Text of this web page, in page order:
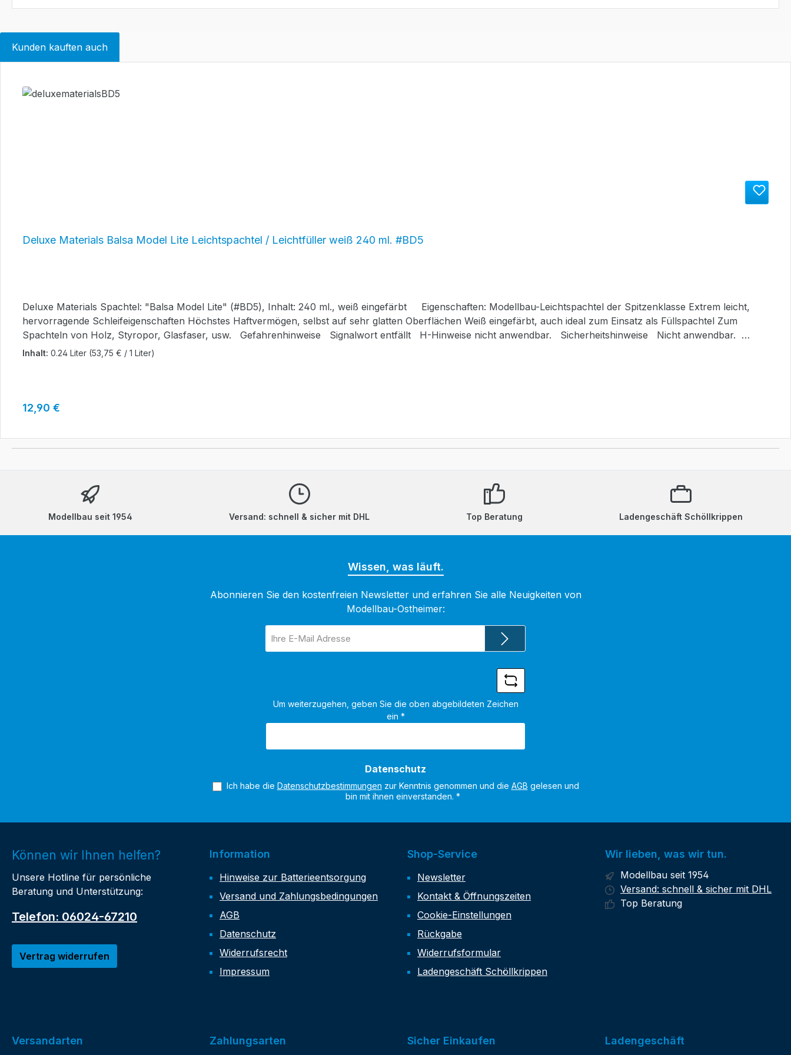
Kunden kauften auch
Deluxe Materials Balsa Model Lite Leichtspachtel / Leichtfüller weiß 240 ml. #BD5
Deluxe Materials Spachtel: "Balsa Model Lite" (#BD5), Inhalt: 240 ml., weiß eingefärbt Eigenschaften: Modellbau-Leichtspachtel der Spitzenklasse Extrem leicht,
hervorragende Schleifeigenschaften Höchstes Haftvermögen, selbst auf sehr glatten Oberflächen Weiß eingefärbt, auch ideal zum Einsatz als Füllspachtel Zum
Spachteln von Holz, Styropor, Glasfaser, usw. Gefahrenhinweise Signalwort entfällt H-Hinweise nicht anwendbar. Sicherheitshinweise Nicht anwendbar.
Gefahr bestimmende Komponente(n) zur Etikettierung Nicht anwendbar. Sonstige Gefahren Das Gemisch erfüllt nicht die Kriterien für die Einstufung als PBT bzw.
Inhalt: 0.24 Liter (53,75 € / 1 Liter)
Regulärer Preis:
12,90 €
Modellbau seit 1954 Versand: schnell & sicher mit DHL Top Beratung Ladengeschäft Schöllkrippen
Wissen, was läuft.
Abonnieren Sie den kostenfreien Newsletter und erfahren Sie alle Neuigkeiten von
Modellbau-Ostheimer:
Mail-
Um weiterzugehen, geben Sie die oben abgebildeten Zeichen
ein *
Datenschutz
Ich habe die Datenschutzbestimmungen zur Kenntnis genommen und die AGB gelesen und
bin mit ihnen einverstanden. *
Können wir Ihnen helfen?
Unsere Hotline für persönliche
Beratung und Unterstützung:
Telefon: 06024-67210
Vertrag widerrufen
Information
Hinweise zur Batterieentsorgung
Versand und Zahlungsbedingungen
AGB
Datenschutz
Widerrufsrecht
Impressum
Shop-Service
Newsletter
Kontakt & Öffnungszeiten
Cookie-Einstellungen
Rückgabe
Widerrufsformular
Ladengeschäft Schöllkrippen
Wir lieben, was wir tun.
Modellbau seit 1954
Versand: schnell & sicher mit DHL
Top Beratung
Versandarten Zahlungsarten Sicher Einkaufen Ladengeschäft